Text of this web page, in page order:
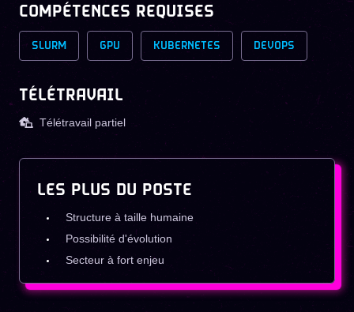
COMPÉTENCES REQUISES
SLURM GPU KUBERNETES DEVOPS
TÉLÉTRAVAIL
Télétravail partiel
LES PLUS DU POSTE
Structure à taille humaine
Possibilité d'évolution
Secteur à fort enjeu